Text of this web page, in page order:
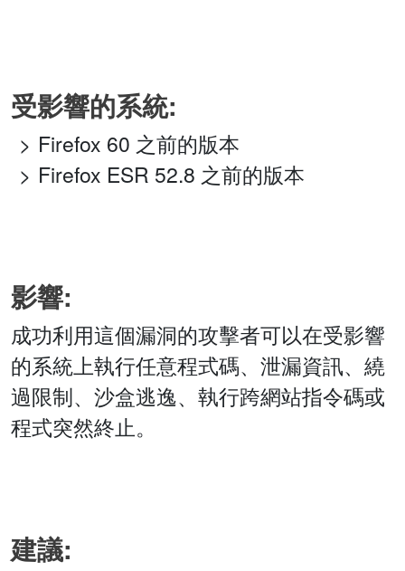
受影響的系統:
Firefox 60 之前的版本
Firefox ESR 52.8 之前的版本
影響:
成功利用這個漏洞的攻擊者可以在受影響
的系統上執行任意程式碼、泄漏資訊、繞
過限制、沙盒逃逸、執行跨網站指令碼或
程式突然終止。
建議: